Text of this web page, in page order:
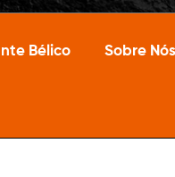
Bélico Sobre Nós